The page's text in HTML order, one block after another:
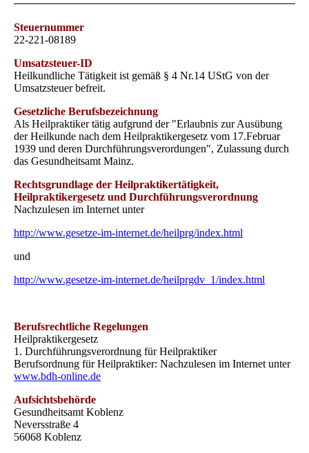
Steuernummer
22-221-08189
Umsatzsteuer-ID
Heilkundliche Tätigkeit ist gemäß § 4 Nr.14 UStG von der
Umsatzsteuer befreit.
Gesetzliche Berufsbezeichnung
Als Heilpraktiker tätig aufgrund der "Erlaubnis zur Ausübung
der Heilkunde nach dem Heilpraktikergesetz vom 17.Februar
1939 und deren Durchführungsverordungen", Zulassung durch
das Gesundheitsamt Mainz.
Rechtsgrundlage der Heilpraktikertätigkeit,
Heilpraktikergesetz und Durchführungsverordnung
Nachzulesen im Internet unter
http://www.gesetze-im-internet.de/heilprg/index.html
und
http://www.gesetze-im-internet.de/heilprgdv_1/index.html
Berufsrechtliche Regelungen
Heilpraktikergesetz
1. Durchführungsverordnung für Heilpraktiker
Berufsordnung für Heilpraktiker: Nachzulesen im Internet unter
www.bdh-online.de
Aufsichtsbehörde
Gesundheitsamt Koblenz
Neversstraße 4
56068 Koblenz